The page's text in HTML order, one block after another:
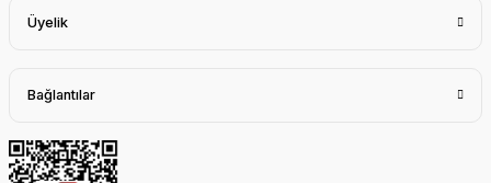
Üyelik
Bağlantılar